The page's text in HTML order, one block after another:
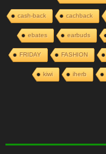
cachback
cash-back
earbuds
ebates
FASHION
FRIDAY
iherb
kiwi